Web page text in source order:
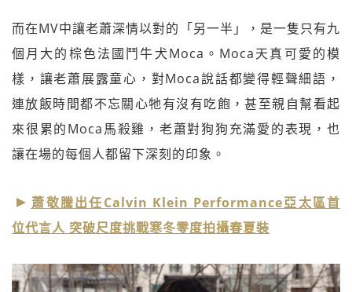
而在MV中讓老蕭深情以對的「另一半」，是一隻只有九
個月大的棕色法國鬥牛犬Moca。Moca天真可愛的模
樣，讓老蕭展露童心，對Moca說話都變得輕聲細語，
連放飯時間都不忘關心牠有沒有吃飽，甚至親自幫看起
來很累的Moca馬殺雞，老蕭對狗狗充滿愛的表現，也
讓在場的每個人都留下深刻的印象。
蕭敬騰出任Calvin Klein Performance亞太區首
位代言人 突破尺度挑戰寒冬零度拍攝春夏裝